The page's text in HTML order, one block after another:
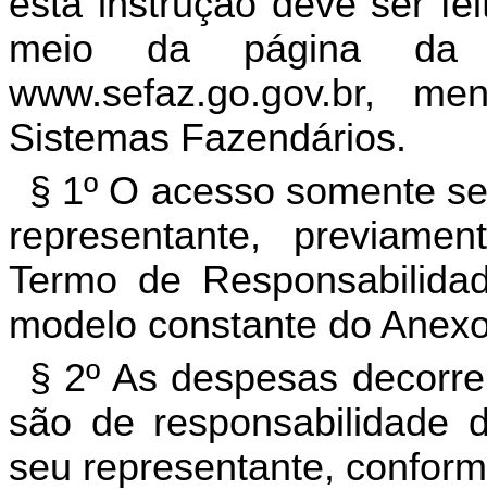
meio da página da
www.sefaz.go.gov.br,
Sistemas Fazendários.
§ 1º O acesso somente
representante,
Termo de
modelo constante do
§ 2º As despesas
são de responsabilidade
seu representante,